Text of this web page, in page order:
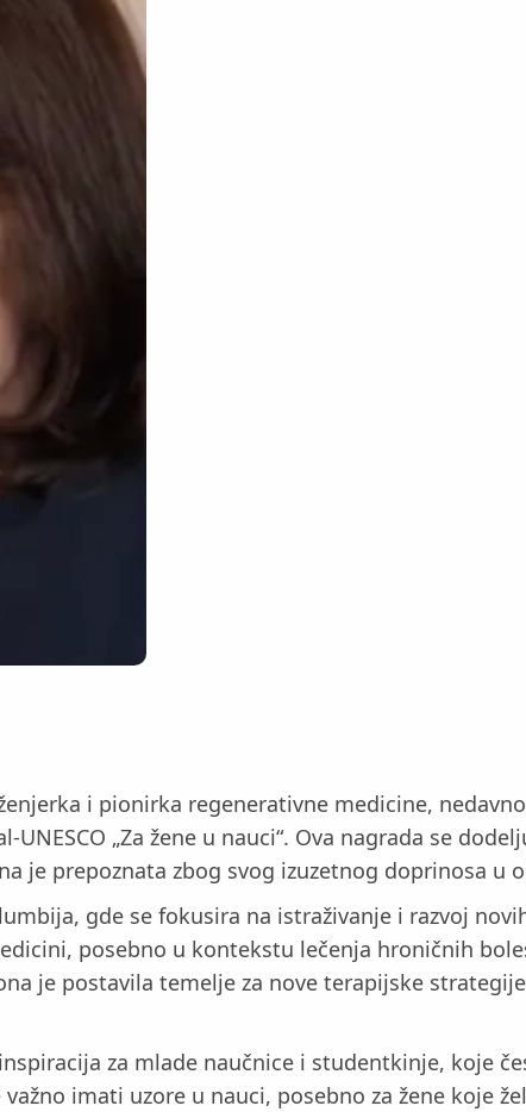
i pionirka regenerativne medicine,
„Za žene u nauci“. Ova nagrada se
je prepoznata zbog svog izuzetnog doprinosa u
gde se fokusira na istraživanje i razvoj
posebno u kontekstu lečenja hroničnih
je postavila temelje za nove terapijske
za mlade naučnice i studentkinje, koje
imati uzore u nauci, posebno za žene koje